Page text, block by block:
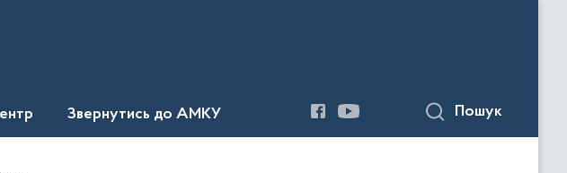
Звернутись до АМКУ Пошук